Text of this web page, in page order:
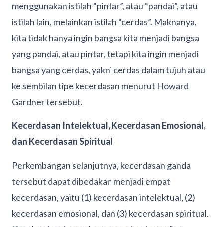
menggunakan istilah “pintar”, atau “pandai”, atau
istilah lain, melainkan istilah “cerdas”. Maknanya,
kita tidak hanya ingin bangsa kita menjadi bangsa
yang pandai, atau pintar, tetapi kita ingin menjadi
bangsa yang cerdas, yakni cerdas dalam tujuh atau
ke sembilan tipe kecerdasan menurut Howard
Gardner tersebut.
Kecerdasan Intelektual, Kecerdasan Emosional,
dan Kecerdasan Spiritual
Perkembangan selanjutnya, kecerdasan ganda
tersebut dapat dibedakan menjadi empat
kecerdasan, yaitu (1) kecerdasan intelektual, (2)
kecerdasan emosional, dan (3) kecerdasan spiritual.